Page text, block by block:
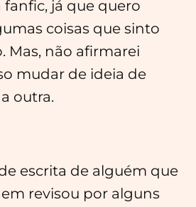
já que quero
coisas que sinto
Mas, não afirmarei
mudar de ideia de
outra.
escrita de alguém que
revisou por alguns